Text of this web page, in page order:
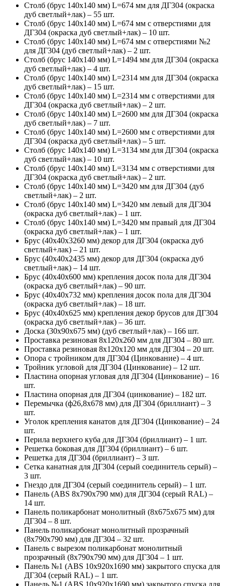
Столб (брус 140х140 мм) L=674 мм для ДГ304 (окраска
дуб светлый+лак) – 55 шт.
Столб (брус 140х140 мм) L=674 мм с отверстиями для
ДГ304 (окраска дуб светлый+лак) – 10 шт.
Столб (брус 140х140 мм) L=674 мм с отверстиями №2
для ДГ304 (дуб светлый+лак) – 2 шт.
Столб (брус 140х140 мм) L=1494 мм для ДГ304 (окраска
дуб светлый+лак) – 4 шт.
Столб (брус 140х140 мм) L=2314 мм для ДГ304 (окраска
дуб светлый+лак) – 15 шт.
Столб (брус 140х140 мм) L=2314 мм с отверстиями для
ДГ304 (окраска дуб светлый+лак) – 2 шт.
Столб (брус 140х140 мм) L=2600 мм для ДГ304 (окраска
дуб светлый+лак) – 7 шт.
Столб (брус 140х140 мм) L=2600 мм с отверстиями для
ДГ304 (окраска дуб светлый+лак) – 5 шт.
Столб (брус 140х140 мм) L=3134 мм для ДГ304 (окраска
дуб светлый+лак) – 10 шт.
Столб (брус 140х140 мм) L=3134 мм с отверстиями для
ДГ304 (окраска дуб светлый+лак) – 2 шт.
Столб (брус 140х140 мм) L=3420 мм для ДГ304 (дуб
светлый+лак) – 2 шт.
Столб (брус 140х140 мм) L=3420 мм левый для ДГ304
(окраска дуб светлый+лак) – 1 шт.
Столб (брус 140х140 мм) L=3420 мм правый для ДГ304
(окраска дуб светлый+лак) – 1 шт.
Брус (40х40х3260 мм) декор для ДГ304 (окраска дуб
светлый+лак) – 21 шт.
Брус (40х40х2435 мм) декор для ДГ304 (окраска дуб
светлый+лак) – 14 шт.
Брус (40х40х600 мм) крепления досок пола для ДГ304
(окраска дуб светлый+лак) – 90 шт.
Брус (40х40х732 мм) крепления досок пола для ДГ304
(окраска дуб светлый+лак) – 18 шт.
Брус (40х40х625 мм) крепления декор брусов для ДГ304
(окраска дуб светлый+лак) – 36 шт.
Доска (30х90х675 мм) (дуб светлый+лак) – 166 шт.
Проставка резиновая 8х120х260 мм для ДГ304 – 80 шт.
Проставка резиновая 8х120х120 мм для ДГ304 – 20 шт.
Опора с тройником для ДГ304 (Цинкование) – 4 шт.
Тройник угловой для ДГ304 (Цинкование) – 12 шт.
Пластина опорная угловая для ДГ304 (Цинкование) – 16
шт.
Пластина опорная для ДГ304 (цинкование) – 182 шт.
Перемычка (ф26,8х678 мм) для ДГ304 (бриллиант) – 3
шт.
Уголок крепления канатов для ДГ304 (Цинкование) – 24
шт.
Перила верхнего куба для ДГ304 (бриллиант) – 1 шт.
Решетка боковая для ДГ304 (бриллиант) – 6 шт.
Решетка для ДГ304 (бриллиант) – 3 шт.
Сетка канатная для ДГ304 (серый соединитель серый) –
3 шт.
Гнездо для ДГ304 (серый соединитель серый) – 1 шт.
Панель (ABS 8х790х790 мм) для ДГ304 (серый RAL) –
14 шт.
Панель поликарбонат монолитный (8х675х675 мм) для
ДГ304 – 8 шт.
Панель поликарбонат монолитный прозрачный
(8х790х790 мм) для ДГ304 – 32 шт.
Панель с вырезом поликарбонат монолитный
прозрачный (8х790х790 мм) для ДГ304 – 1 шт.
Панель №1 (ABS 10х920х1690 мм) закрытого спуска для
ДГ304 (серый RAL) – 1 шт.
Панель №1 (ABS 10х920х1690 мм) закрытого спуска для